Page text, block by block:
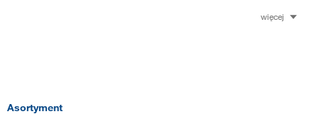
więcej
Asortyment